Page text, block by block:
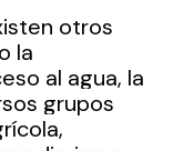
otros
la
al agua, la
grupos